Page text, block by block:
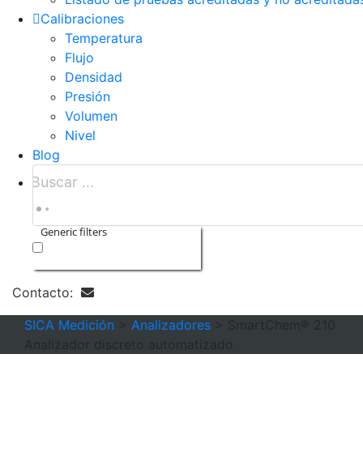
Calibraciones
Temperatura
Flujo
Densidad
Presión
Volumen
Nivel
Blog
Generic filters
Contacto:
SICA Medición
Analizadores